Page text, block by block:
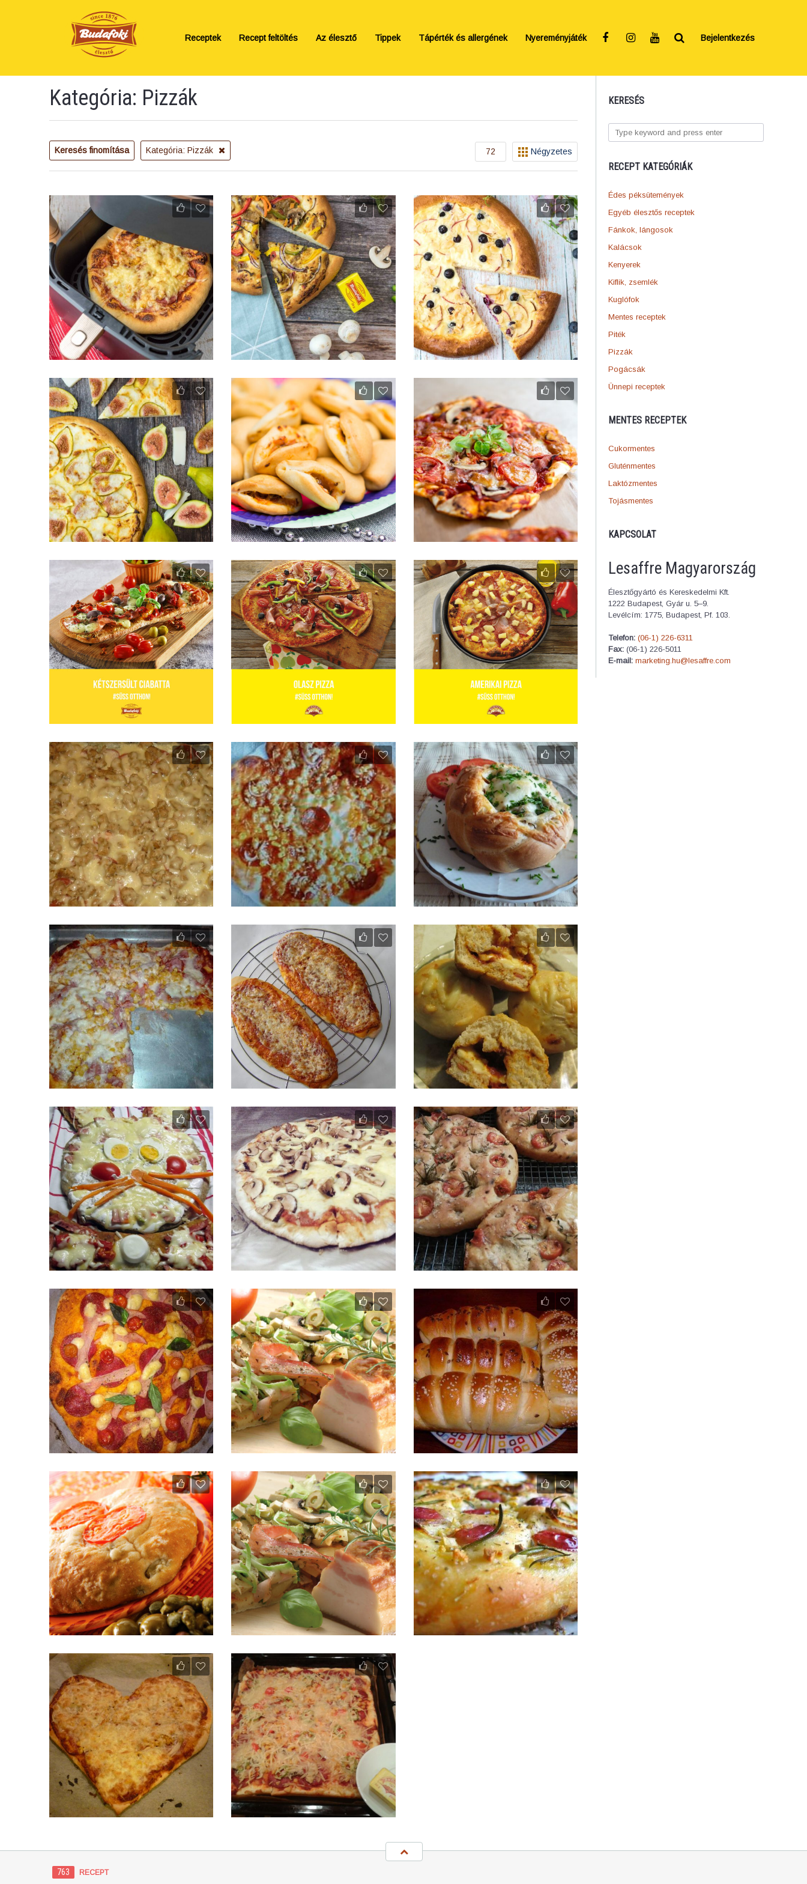
Receptek Recept feltöltés Az élesztő Tippek Tápérték és allergének Nyereményjáték Bejelentkezés
KERESÉS
RECEPT KATEGÓRIÁK
Édes péksütemények
Egyéb élesztős receptek
Fánkok, lángosok
Kalácsok
Kenyerek
Kiflik, zsemlék
Kuglófok
Mentes receptek
Piték
Pizzák
Pogácsák
Ünnepi receptek
MENTES RECEPTEK
Cukormentes
Gluténmentes
Laktózmentes
Tojásmentes
KAPCSOLAT
Lesaffre Magyarország
Élesztőgyártó és Kereskedelmi Kft.
1222 Budapest, Gyár u. 5–9.
Levélcím: 1775, Budapest, Pf. 103.
Telefon: (06-1) 226-6311
Fax: (06-1) 226-5011
E-mail: marketing.hu@lesaffre.com
Kategória: Pizzák
Keresés finomítása Kategória: Pizzák Négyzetes
72
763 RECEPT